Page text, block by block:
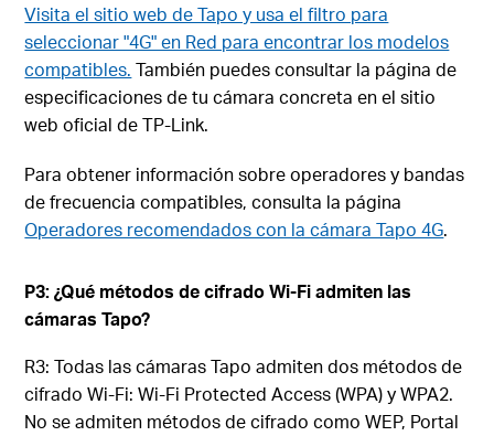
Visita el sitio web de Tapo y usa el filtro para
seleccionar "4G" en Red para encontrar los modelos
compatibles. También puedes consultar la página de
especificaciones de tu cámara concreta en el sitio
web oficial de TP-Link.
Para obtener información sobre operadores y bandas
de frecuencia compatibles, consulta la página
Operadores recomendados con la cámara Tapo 4G.
P3: ¿Qué métodos de cifrado Wi-Fi admiten las
cámaras Tapo?
R3: Todas las cámaras Tapo admiten dos métodos de
cifrado Wi-Fi: Wi-Fi Protected Access (WPA) y WPA2.
No se admiten métodos de cifrado como WEP, Portal